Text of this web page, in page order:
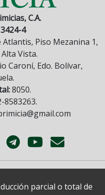
C.A.
4
Piso Mezanina 1,
Vista.
Caroní, Edo. Bolívar,
8050.
parcial o total de